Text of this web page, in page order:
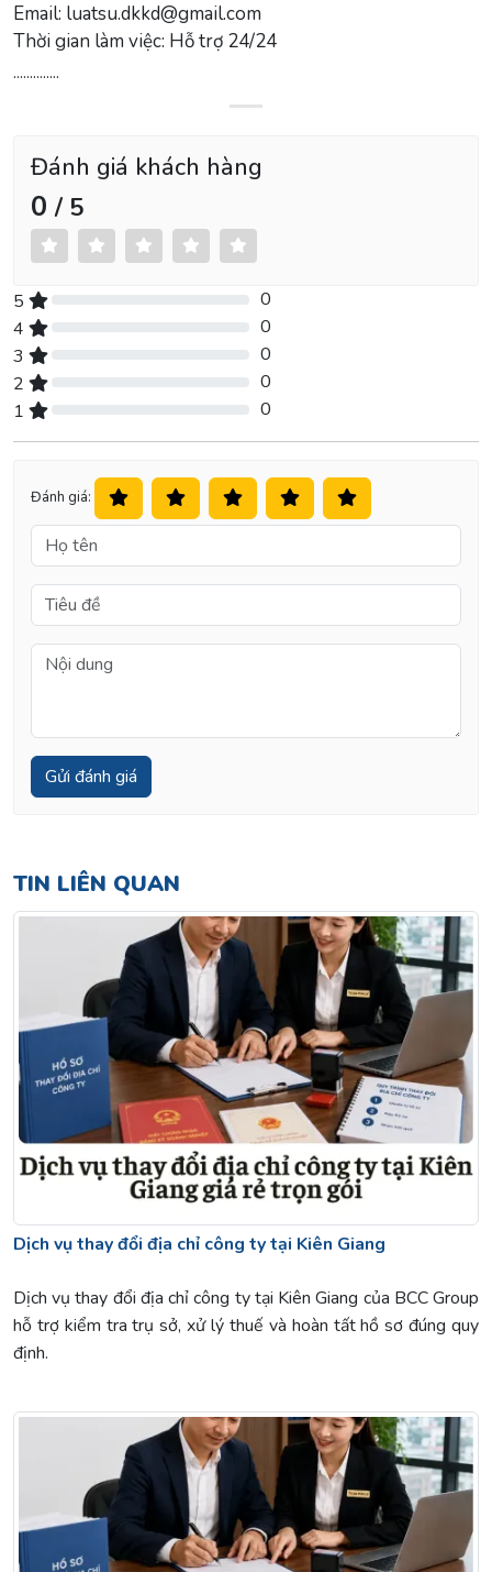
Email: luatsu.dkkd@gmail.com
Thời gian làm việc: Hỗ trợ 24/24
..............
Đánh giá khách hàng
0 / 5
5
0
4
0
3
0
2
0
1
0
Đánh giá:
TIN LIÊN QUAN
Dịch vụ thay đổi địa chỉ công ty tại Kiên Giang
Dịch vụ thay đổi địa chỉ công ty tại Kiên Giang của BCC Group
hỗ trợ kiểm tra trụ sở, xử lý thuế và hoàn tất hồ sơ đúng quy
định.